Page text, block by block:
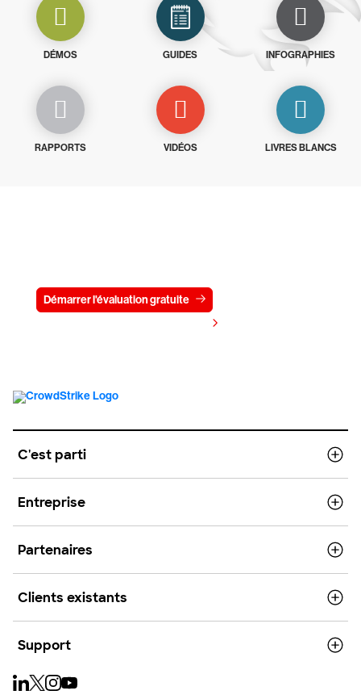
DÉMOS GUIDES INFOGRAPHIES
RAPPORTS VIDÉOS LIVRES BLANCS
Démarrer l'évaluation gratuite
C'est parti
Entreprise
Partenaires
Clients existants
Support